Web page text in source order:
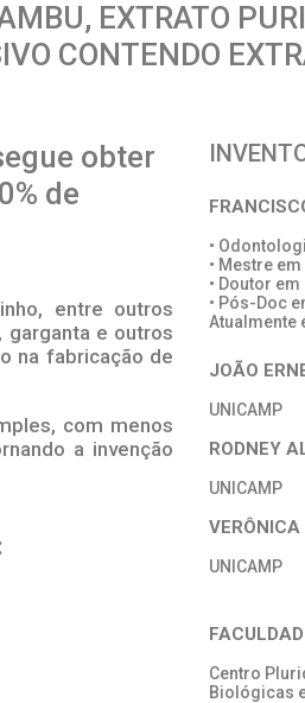
EXTRATO
CONTENDO
obter
de
entre outros
garganta e outros
na fabricação de
com menos
a invenção
•
• Mestre
• Doutor
• Pós-Doc
Atualmente
JOÃO
UNICAMP
RODNEY
UNICAMP
UNICAMP
Centro
Biológicas